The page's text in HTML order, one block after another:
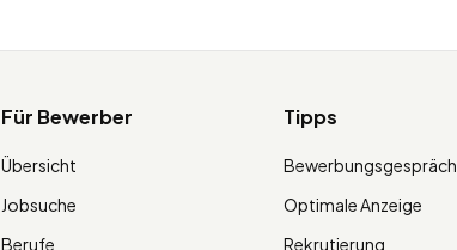
Für Bewerber
Übersicht
Jobsuche
Berufe
Tipps
Bewerbungsgespräch
Optimale Anzeige
Rekrutierung